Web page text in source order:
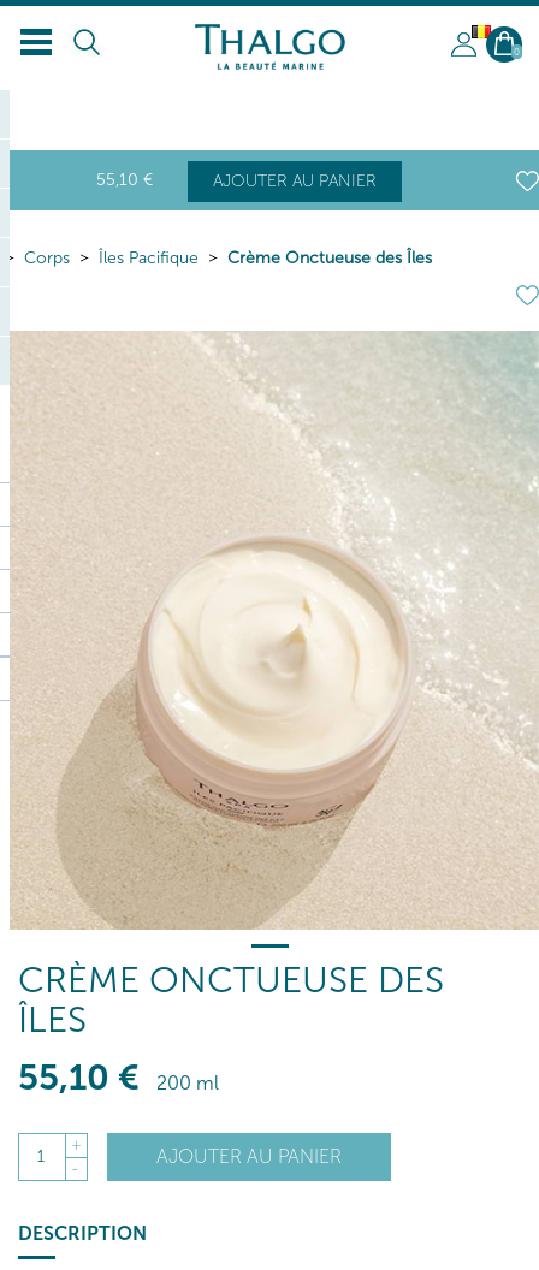
BL
0
55,10 € AJOUTER AU PANIER
Corps Îles Pacifique Crème Onctueuse des Îles
CRÈME ONCTUEUSE DES
ÎLES
55,10 € 200 ml
1
+
-
AJOUTER AU PANIER
DESCRIPTION